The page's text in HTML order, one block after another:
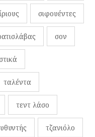
σιφουέντες
σον
ταλέντα
τεντ λάσο
τζανιόλο